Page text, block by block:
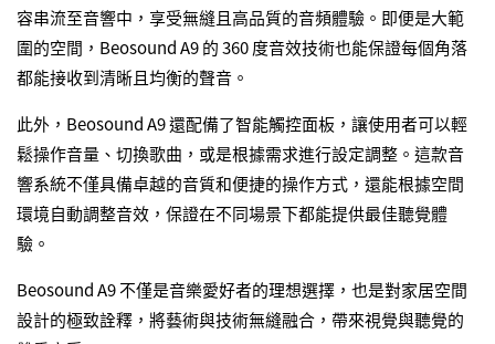
容串流至音響中，享受無縫且高品質的音頻體驗。即便是大範
圍的空間，Beosound A9 的 360 度音效技術也能保證每個角落
都能接收到清晰且均衡的聲音。
此外，Beosound A9 還配備了智能觸控面板，讓使用者可以輕
鬆操作音量、切換歌曲，或是根據需求進行設定調整。這款音
響系統不僅具備卓越的音質和便捷的操作方式，還能根據空間
環境自動調整音效，保證在不同場景下都能提供最佳聽覺體
驗。
Beosound A9 不僅是音樂愛好者的理想選擇，也是對家居空間
設計的極致詮釋，將藝術與技術無縫融合，帶來視覺與聽覺的